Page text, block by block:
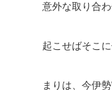
意外な取り合
起こせばそこ
まりは、今伊